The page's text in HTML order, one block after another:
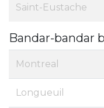
Saint-Eustache
Bandar-bandar
Montreal
Longueuil